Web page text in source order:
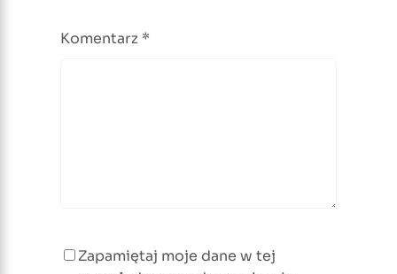
Komentarz *
Zapamiętaj moje dane w tej